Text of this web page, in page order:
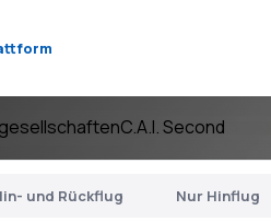
C.A.I. Second
und Rückflug Nur Hinflug